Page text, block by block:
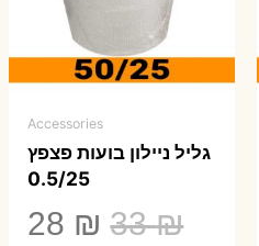
Accessories
גליל ניילון בועות פצפץ
0.5/25
33₪
המחיר
28 ₪